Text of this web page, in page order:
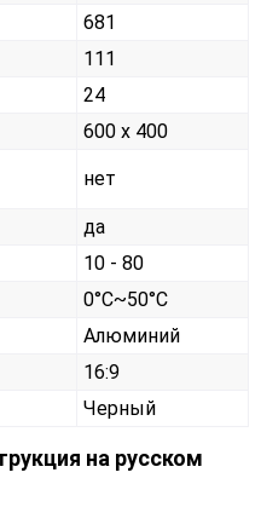
681
111
24
600 x 400
нет
да
10 - 80
0°C~50°C
Алюминий
16:9
Черный
на русском